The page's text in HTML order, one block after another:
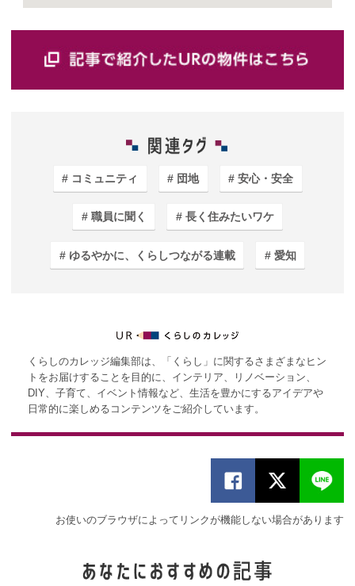
コミュニティ 団地 安心・安全
職員に聞く 長く住みたいワケ
ゆるやかに、くらしつながる連載 愛知
くらしのカレッジ編集部は、「くらし」に関するさまざまなヒン
トをお届けすることを目的に、インテリア、リノベーション、
DIY、子育て、イベント情報など、生活を豊かにするアイデアや
日常的に楽しめるコンテンツをご紹介しています。
お使いのブラウザによってリンクが機能しない場合があります